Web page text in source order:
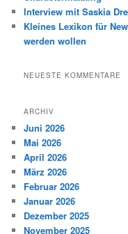
Interview mit Saskia
Kleines Lexikon für
werden wollen
NEUESTE KOMMENTARE
ARCHIV
Juni 2026
Mai 2026
April 2026
März 2026
Februar 2026
Januar 2026
Dezember 2025
November 2025